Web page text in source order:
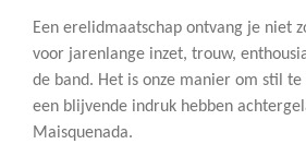
Een erelidmaatschap ontvang je niet
voor jarenlange inzet, trouw,
de band. Het is onze manier om stil
een blijvende indruk hebben
Maisquenada.